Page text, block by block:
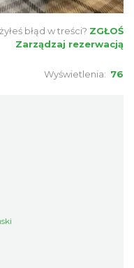
błąd w treści? ZGŁOŚ
Zarządzaj rezerwacją
Wyświetlenia: 76